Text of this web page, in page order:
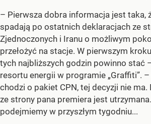
– Pierwsza dobra informacja jest taka,
spadają po ostatnich deklaracjach ze
Zjednoczonych i Iranu o możliwym
przełożyć na stacje. W pierwszym
tych najbliższych godzin powinno stać
resortu energii w programie „Graffiti”. –
chodzi o pakiet CPN, tej decyzji nie ma.
ze strony pana premiera jest
podejmiemy w przyszłym tygodniu...